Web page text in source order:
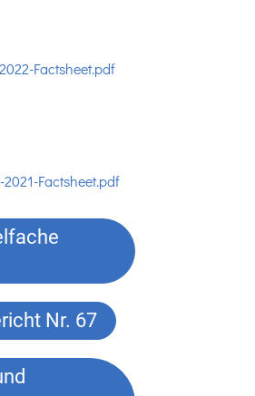
Factsheet.pdf
2021-Factsheet.pdf
Nr. 67